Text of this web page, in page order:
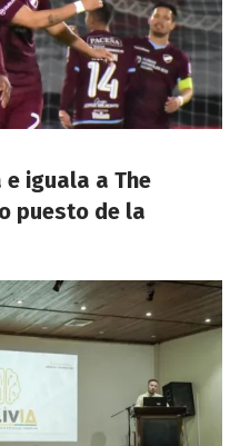
iguala a The
puesto de la